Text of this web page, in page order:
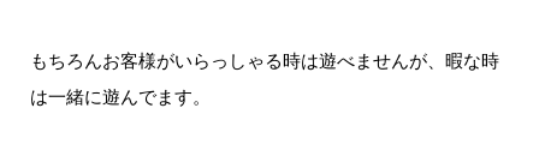
もちろんお客様がいらっしゃる時は遊べませんが、暇な時
は一緒に遊んでます。